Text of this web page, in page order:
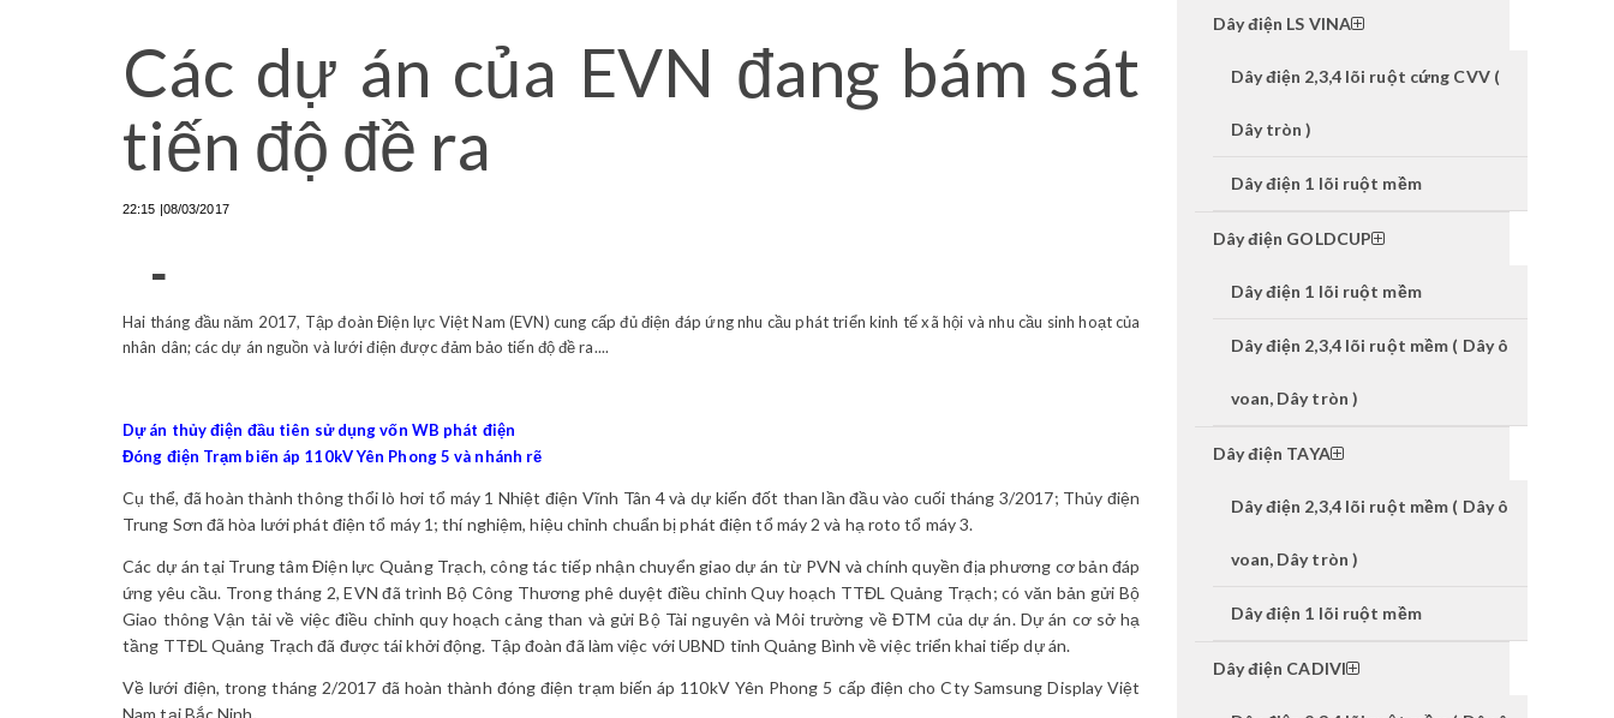
Các dự án của EVN đang bám sát
tiến độ đề ra
22:15 |08/03/2017
-
Hai tháng đầu năm 2017, Tập đoàn Điện lực Việt Nam (EVN) cung cấp đủ điện đáp ứng nhu cầu phát triển kinh tế xã hội và nhu cầu sinh hoạt của
nhân dân; các dự án nguồn và lưới điện được đảm bảo tiến độ đề ra....
Dự án thủy điện đầu tiên sử dụng vốn WB phát điện
Đóng điện Trạm biến áp 110kV Yên Phong 5 và nhánh rẽ
Cụ thể, đã hoàn thành thông thổi lò hơi tổ máy 1 Nhiệt điện Vĩnh Tân 4 và dự kiến đốt than lần đầu vào cuối tháng 3/2017; Thủy điện
Trung Sơn đã hòa lưới phát điện tổ máy 1; thí nghiệm, hiệu chỉnh chuẩn bị phát điện tổ máy 2 và hạ roto tổ máy 3.
Các dự án tại Trung tâm Điện lực Quảng Trạch, công tác tiếp nhận chuyển giao dự án từ PVN và chính quyền địa phương cơ bản đáp
ứng yêu cầu. Trong tháng 2, EVN đã trình Bộ Công Thương phê duyệt điều chỉnh Quy hoạch TTĐL Quảng Trạch; có văn bản gửi Bộ
Giao thông Vận tải về việc điều chỉnh quy hoạch cảng than và gửi Bộ Tài nguyên và Môi trường về ĐTM của dự án. Dự án cơ sở hạ
tầng TTĐL Quảng Trạch đã được tái khởi động. Tập đoàn đã làm việc với UBND tỉnh Quảng Bình về việc triển khai tiếp dự án.
Về lưới điện, trong tháng 2/2017 đã hoàn thành đóng điện trạm biến áp 110kV Yên Phong 5 cấp điện cho Cty Samsung Display Việt
Dây điện LS VINA
Dây điện 2,3,4 lõi ruột cứng CVV (
Dây tròn )
Dây điện 1 lõi ruột mềm
Dây điện GOLDCUP
Dây điện 1 lõi ruột mềm
Dây điện 2,3,4 lõi ruột mềm ( Dây ô
voan, Dây tròn )
Dây điện TAYA
Dây điện 2,3,4 lõi ruột mềm ( Dây ô
voan, Dây tròn )
Dây điện 1 lõi ruột mềm
Dây điện CADIVI